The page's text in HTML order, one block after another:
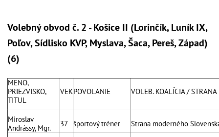
Volebný obvod č. 2 - Košice II (Lorinčík, Luník IX,
Poľov, Sídlisko KVP, Myslava, Šaca, Pereš, Západ)
(6)
MENO,
PRIEZVISKO,
TITUL
VEKPOVOLANIE VOLEB. KOALÍCIA / STRANA
Miroslav
Andrássy, Mgr.
37 športový tréner
Strana moderného